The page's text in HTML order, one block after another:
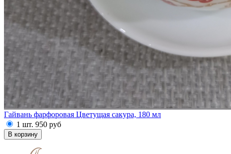
Гайвань фарфоровая Цветущая сакура, 180 мл
1 шт. 950 руб